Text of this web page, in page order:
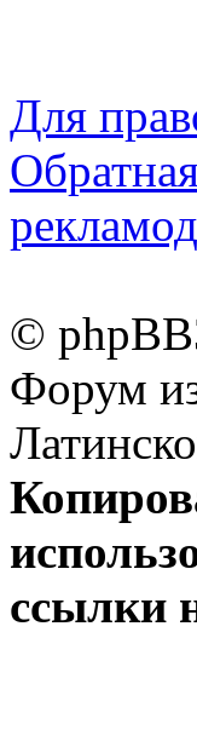
Для
©
Форум
ссылки